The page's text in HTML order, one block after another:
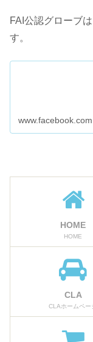
FAI公認グローブ
す。
www.facebook.com
HOME
HOME
CLA
CLAホームペー